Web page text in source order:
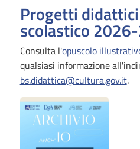
Progetti
scolastico
Consulta l'opuscolo
qualsiasi informazione
bs.didattica@cultura.gov.it.